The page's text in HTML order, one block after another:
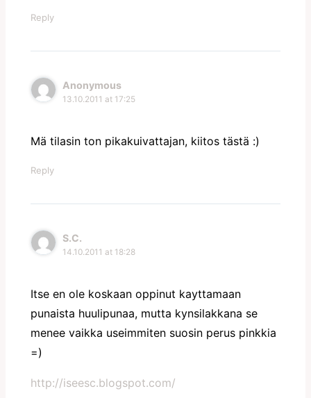
Reply
Anonymous
13.10.2011 at 17:25
Mä tilasin ton pikakuivattajan, kiitos tästä :)
Reply
S.C.
14.10.2011 at 18:28
Itse en ole koskaan oppinut kayttamaan
punaista huulipunaa, mutta kynsilakkana se
menee vaikka useimmiten suosin perus pinkkia
=)
http://iseesc.blogspot.com/